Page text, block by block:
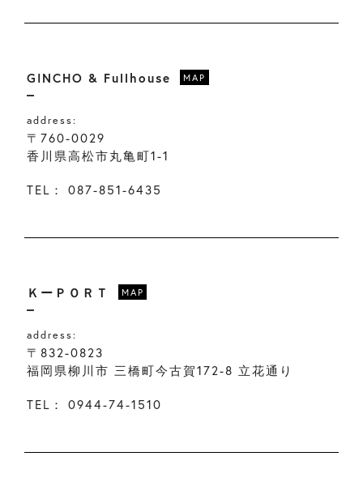
GINCHO & Fullhouse MAP
address:
〒760-0029
香川県高松市丸亀町1-1
TEL： 087-851-6435
ＫーＰＯＲＴ MAP
address:
〒832-0823
福岡県柳川市 三橋町今古賀172-8 立花通り
TEL： 0944-74-1510